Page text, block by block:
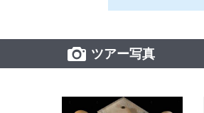
ツアー写真